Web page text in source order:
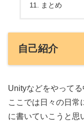
まとめ
自己紹介
Unityなどをやってる
ここでは日々の日常
に書いていこうと思